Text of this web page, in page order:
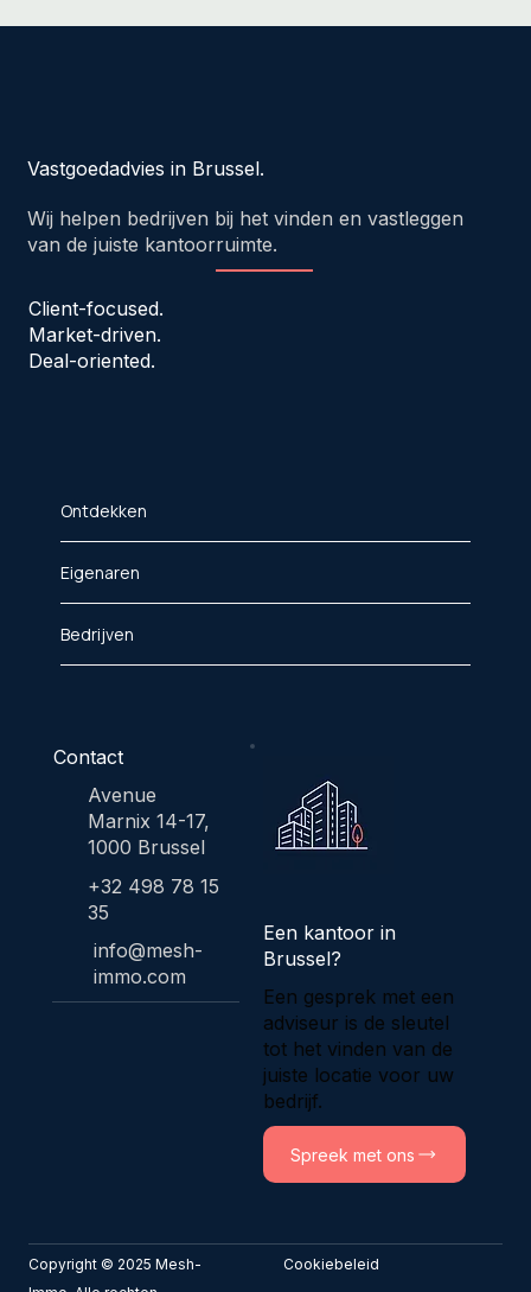
Vastgoedadvies in Brussel.
Wij helpen bedrijven bij het vinden en vastleggen
van de juiste kantoorruimte.
Client-focused.
Market-driven.
Deal-oriented.
Ontdekken
Eigenaren
Bedrijven
Contact
Avenue
Marnix 14-17,
1000 Brussel
+32 498 78 15
35
info@mesh-
immo.com
Een kantoor in
Brussel?
Een gesprek met een
adviseur is de sleutel
tot het vinden van de
juiste locatie voor uw
bedrijf.
Spreek met ons
Copyright © 2025 Mesh-
Cookiebeleid